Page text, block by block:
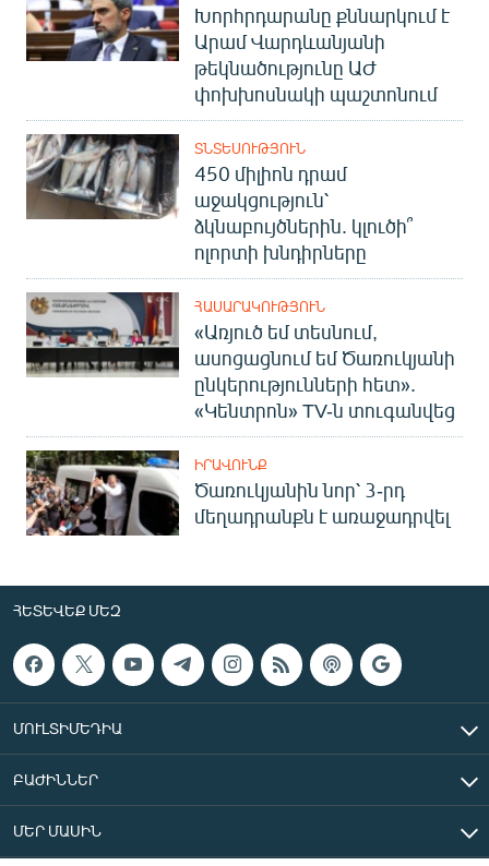
Խորհրդարանը քննարկում է
Արամ Վարդևանյանի
թեկնածությունը ԱԺ
փոխխոսնակի պաշտոնում
ՏՆՏԵՍՈՒԹՅՈՒՆ
450 միլիոն դրամ
աջակցություն՝
ձկնաբույծներին. կլուծի՞
ոլորտի խնդիրները
ՀԱՍԱՐԱԿՈՒԹՅՈՒՆ
«Առյուծ եմ տեսնում,
ասոցացնում եմ Ծառուկյանի
ընկերությունների հետ».
«Կենտրոն» TV-ն տուգանվեց
ԻՐԱՎՈՒՆՔ
Ծառուկյանին նոր՝ 3-րդ
մեղադրանքն է առաջադրվել
ՀԵՏԵՎԵՔ ՄԵԶ
ՄՈՒԼՏԻՄԵԴԻԱ
ԲԱԺԻՆՆԵՐ
ՄԵՐ ՄԱՍԻՆ